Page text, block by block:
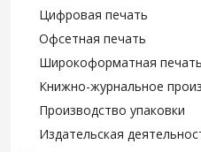
Цифровая печать
Офсетная печать
Широкоформатная печать
Книжно-журнальное
Производство упаковки
Издательская